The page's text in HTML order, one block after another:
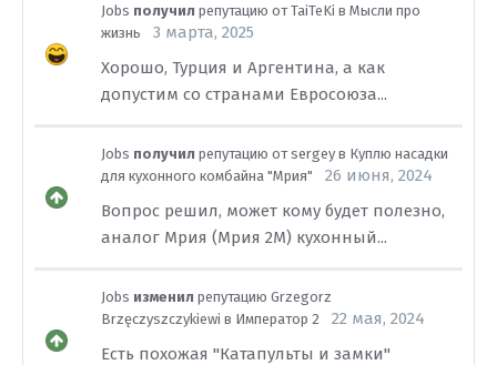
Jobs получил репутацию отTaiTeKi в Мысли про
жизнь
3 марта, 2025
Хорошо, Турция и Аргентина, а как
допустим со странами Евросоюза...
Jobs получил репутацию отsergey в Куплю насадки
для кухонного комбайна "Мрия"
26 июня, 2024
Вопрос решил, может кому будет полезно,
аналог Мрия (Мрия 2М) кухонный...
Jobs изменил репутацию Grzegorz
Brzęczyszczykiewi в Император 2
22 мая, 2024
Есть похожая "Катапульты и замки"